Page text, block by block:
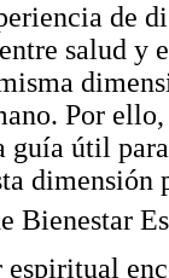
de
salud y
Por
guía útil
dimensión
Bienestar